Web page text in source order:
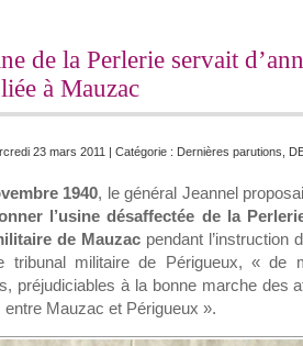
de la Perlerie servait
à Mauzac
23 mars 2011 | Catégorie : Dernières parutions
1940, le général Jeannel
l’usine désaffectée de la
de Mauzac pendant l’instruction
tribunal militaire de Périgueux, « de
préjudiciables à la bonne marche des
Mauzac et Périgueux ».